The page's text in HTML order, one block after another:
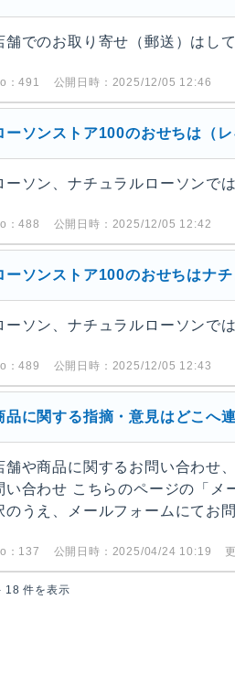
舗でのお取り寄せ（郵送）はし
：491 公開日時：2025/12/05 12:46
ーソンストア100のおせちは（
ーソン、ナチュラルローソンで
：488 公開日時：2025/12/05 12:42
ーソンストア100のおせちはナ
ーソン、ナチュラルローソンで
：489 公開日時：2025/12/05 12:43
品に関する指摘・意見はどこへ
舗や商品に関するお問い合わせ
い合わせ こちらのページの「メ
のうえ、メールフォームにてお
：137 公開日時：2025/04/24 10:19
18 件を表示